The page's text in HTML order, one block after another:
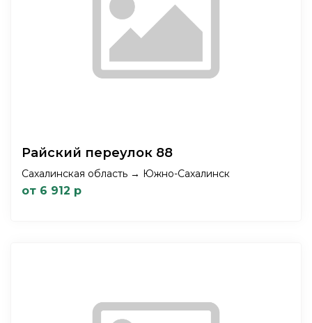
Райский переулок 88
Сахалинская область → Южно-Сахалинск
от 6 912 р